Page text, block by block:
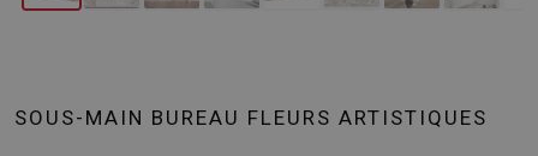
SOUS-MAIN BUREAU FLEURS ARTISTIQUES